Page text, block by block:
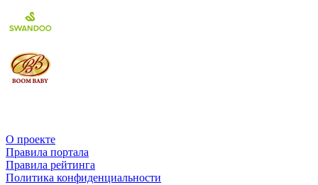
О проекте
Правила портала
Правила рейтинга
Политика конфиденциальности